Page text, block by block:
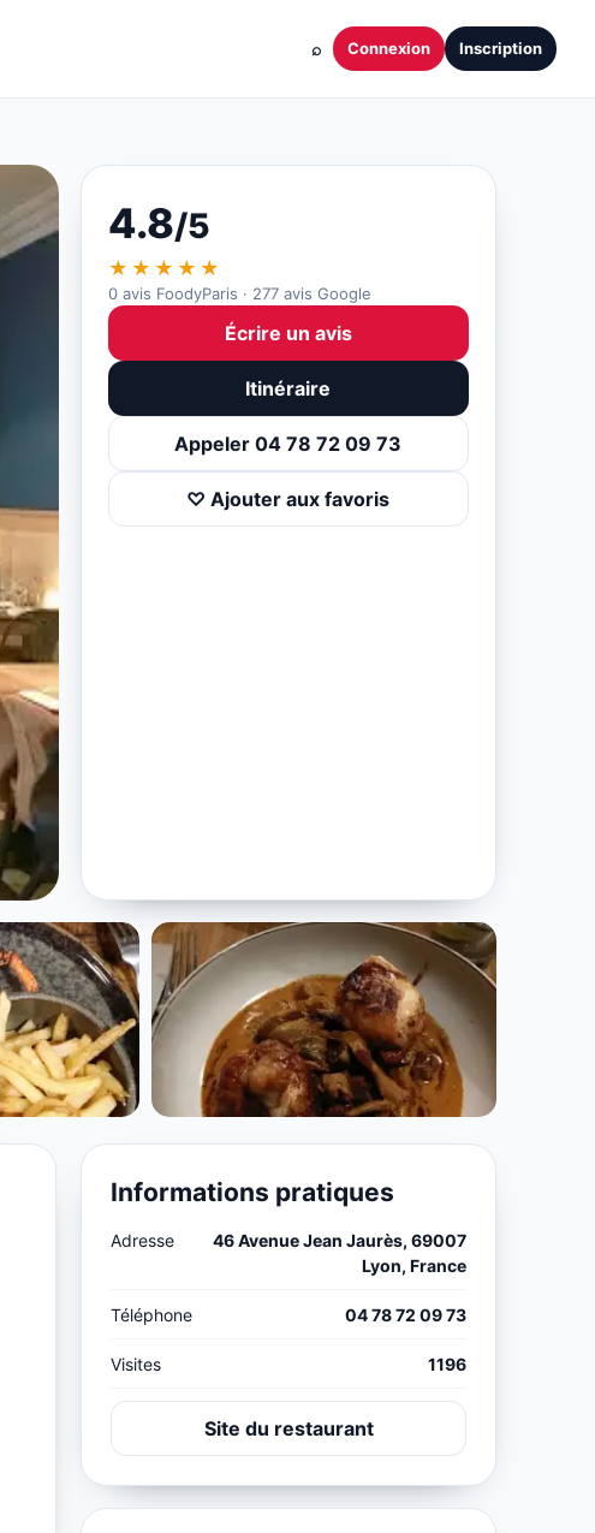
⌕ Connexion Inscription
4.8/5
★★★★★
0 avis FoodyParis · 277 avis Google
Écrire un avis
Itinéraire
Appeler 04 78 72 09 73
♡ Ajouter aux favoris
Informations pratiques
Adresse
46 Avenue Jean Jaurès, 69007
Lyon, France
Téléphone 04 78 72 09 73
Visites 1196
Site du restaurant